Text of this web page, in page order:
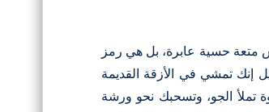
بس متعة حسية عابرة، بل هي رمز
إنك تمشي في الأزقة القديمة
تملأ الجو، وتسحبك نحو ورشة